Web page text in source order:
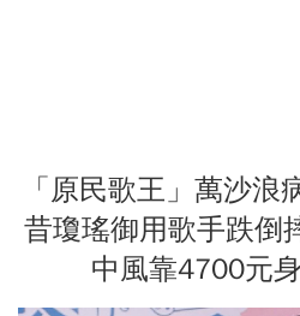
「原民歌王」萬沙浪
昔瓊瑤御用歌手跌倒
中風靠4700元